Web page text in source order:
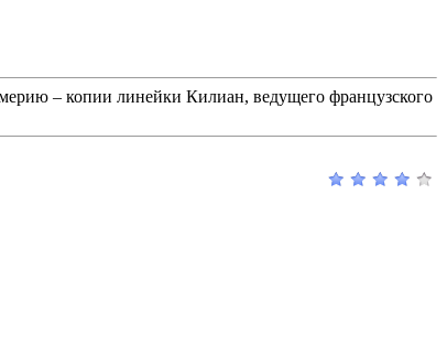
– копии линейки Килиан, ведущего французского